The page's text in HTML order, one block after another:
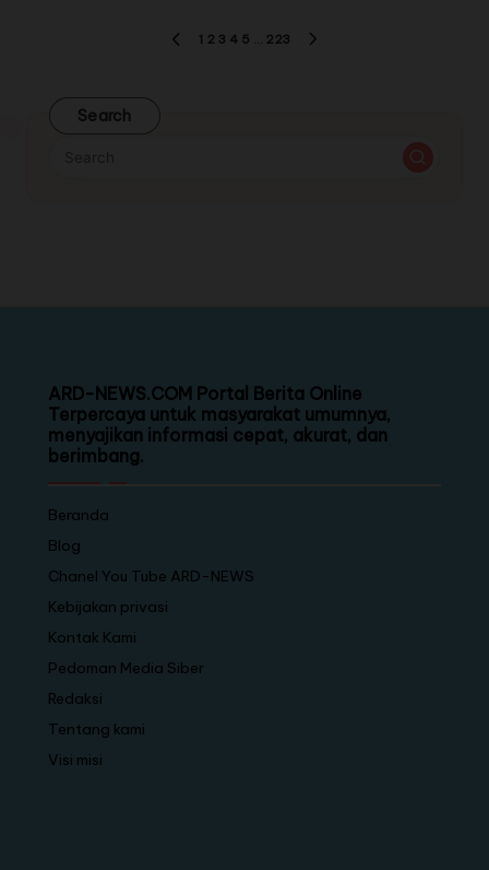
1 2 3 4 5 223
Search
ARD-NEWS.COM Portal Berita Online
Terpercaya untuk masyarakat umumnya,
menyajikan informasi cepat, akurat, dan
berimbang.
Beranda
Blog
Chanel You Tube ARD-NEWS
Kebijakan privasi
Kontak Kami
Pedoman Media Siber
Redaksi
Tentang kami
Visi misi